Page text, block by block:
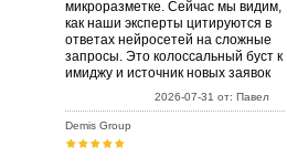
микроразметке. Сейчас мы видим,
как наши эксперты цитируются в
ответах нейросетей на сложные
запросы. Это колоссальный буст к
имиджу и источник новых заявок
2026-07-31 от: Павел
Demis Group